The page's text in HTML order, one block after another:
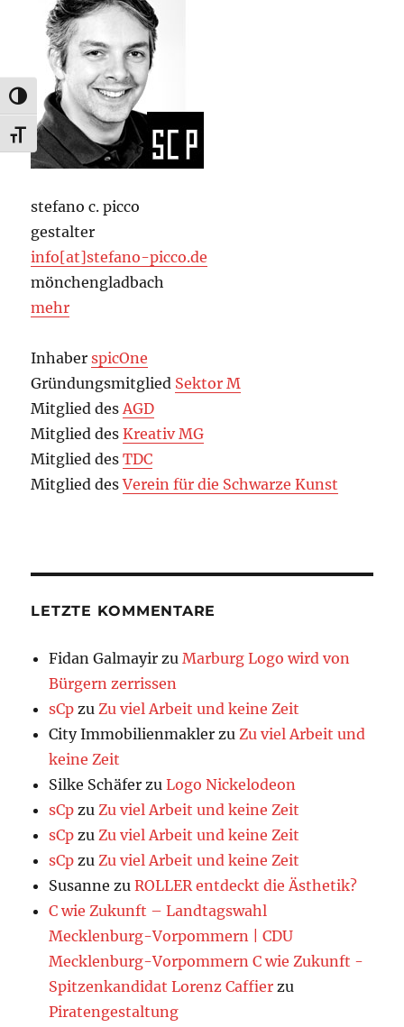
UMSCHALTEN AUF HOHE KONTRASTE
SCHRIFT VERGRÖSSERN
stefano c. picco
gestalter
info[at]stefano-picco.de
mönchengladbach
mehr
InhaberspicOne
Gründungsmitglied Sektor M
Mitglied desAGD
Mitglied desKreativ MG
Mitglied desTDC
Mitglied desVerein für die Schwarze Kunst
LETZTE KOMMENTARE
Fidan Galmayir zuMarburg Logo wird von
Bürgern zerrissen
sCp zuZu viel Arbeit und keine Zeit
City Immobilienmakler zuZu viel Arbeit und
keine Zeit
Silke Schäfer zuLogo Nickelodeon
sCp zuZu viel Arbeit und keine Zeit
sCp zuZu viel Arbeit und keine Zeit
sCp zuZu viel Arbeit und keine Zeit
Susanne zuROLLER entdeckt die Ästhetik?
C wie Zukunft – Landtagswahl
Mecklenburg-Vorpommern | CDU
Mecklenburg-Vorpommern C wie Zukunft -
Spitzenkandidat Lorenz Caffier zu
Piratengestaltung